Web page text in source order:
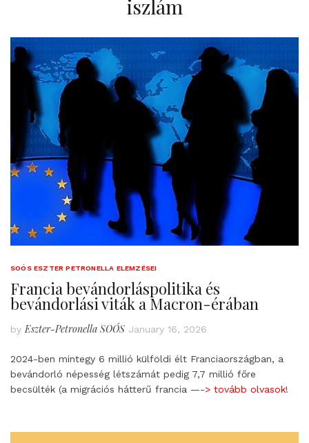
iszlám
SOÓS ESZTER PETRONELLA ELEMZÉSEI
Francia bevándorláspolitika és
bevándorlási viták a Macron-érában
by Eszter-Petronella SOÓS January 16, 2026
2024-ben mintegy 6 millió külföldi élt Franciaországban, a
bevándorló népesség létszámát pedig 7,7 millió főre
becsülték (a migrációs hátterű francia —-> tovább olvasok!